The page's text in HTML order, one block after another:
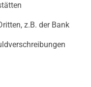
z.B. der Bank